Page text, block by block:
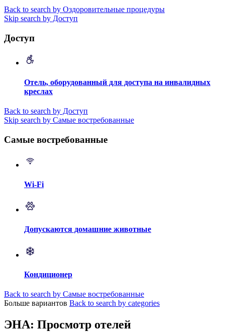
Back to search by Оздоровительные процедуры
Skip search by Доступ
Доступ
Отель, оборудованный для доступа на инвалидных
креслах
Back to search by Доступ
Skip search by Самые востребованные
Самые востребованные
Wi-Fi
Допускаются домашние животные
Кондиционер
Back to search by Самые востребованные
Больше вариантов Back to search by categories
ЭНА: Просмотр отелей